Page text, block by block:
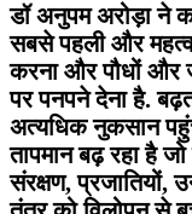
डॉ अनुपम अरोड़ा ने
सबसे पहली और
करना और पौधों और
पर पनपने देना है.
अत्यधिक नुकसान
तापमान बढ़ रहा है
संरक्षण, प्रजातियों,